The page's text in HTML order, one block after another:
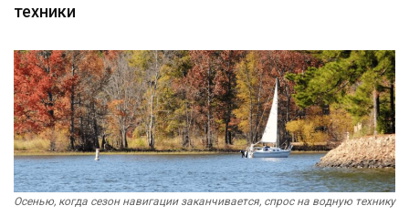
техники
Осенью, когда сезон навигации заканчивается, спрос на водную технику